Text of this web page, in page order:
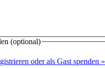
(optional)
oder als Gast spenden »